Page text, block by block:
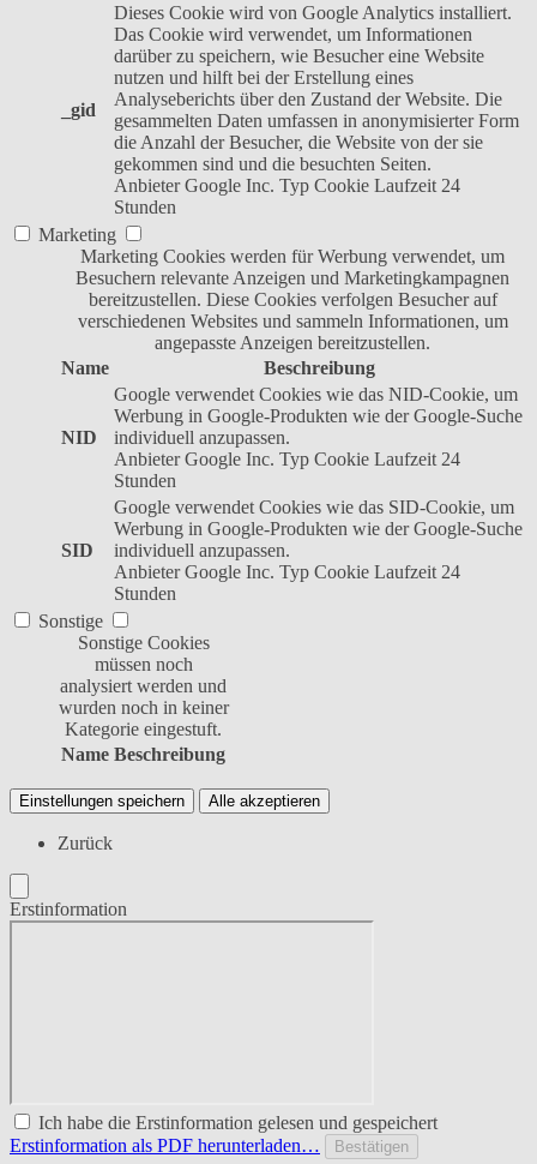
_gid
Dieses Cookie wird von Google Analytics installiert.
Das Cookie wird verwendet, um Informationen
darüber zu speichern, wie Besucher eine Website
nutzen und hilft bei der Erstellung eines
Analyseberichts über den Zustand der Website. Die
gesammelten Daten umfassen in anonymisierter Form
die Anzahl der Besucher, die Website von der sie
gekommen sind und die besuchten Seiten.
Anbieter Google Inc. Typ Cookie Laufzeit 24
Stunden
Marketing
Marketing Cookies werden für Werbung verwendet, um
Besuchern relevante Anzeigen und Marketingkampagnen
bereitzustellen. Diese Cookies verfolgen Besucher auf
verschiedenen Websites und sammeln Informationen, um
angepasste Anzeigen bereitzustellen.
Name
Beschreibung
NID
Google verwendet Cookies wie das NID-Cookie, um
Werbung in Google-Produkten wie der Google-Suche
individuell anzupassen.
Anbieter Google Inc. Typ Cookie Laufzeit 24
Stunden
SID
Google verwendet Cookies wie das SID-Cookie, um
Werbung in Google-Produkten wie der Google-Suche
individuell anzupassen.
Anbieter Google Inc. Typ Cookie Laufzeit 24
Stunden
Sonstige
Sonstige Cookies
müssen noch
analysiert werden und
wurden noch in keiner
Kategorie eingestuft.
Name Beschreibung
Einstellungen speichern Alle akzeptieren
Zurück
Erstinformation
Ich habe die Erstinformation gelesen und gespeichert
Erstinformation als PDF herunterladen…
Bestätigen